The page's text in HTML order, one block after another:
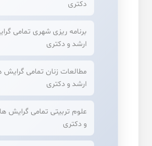
دکتری
برنامه ریزی شهری تمامی
ارشد و دکتری
مطالعات زنان تمامی گرایش
ارشد و دکتری
علوم تربیتی تمامی گرایش
و دکتری